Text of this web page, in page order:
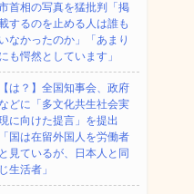
首相の写真を猛批判「掲
するのを止める人は誰も
いなかったのか」「あまり
にも愕然としています」
【は？】全国知事会、政府
などに「多文化共生社会実
に向けた提言」を提出
「国は在留外国人を労働者
と見ているが、日本人と同
じ生活者」